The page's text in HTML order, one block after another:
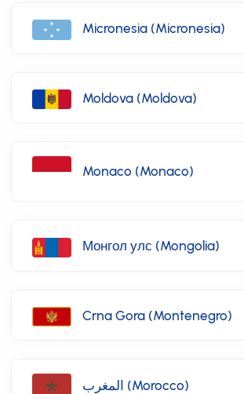
Micronesia (Micronesia)
Moldova (Moldova)
Monaco (Monaco)
Монгол улс (Mongolia)
Crna Gora (Montenegro)
المغرب (Morocco)